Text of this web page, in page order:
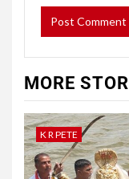
MORE
K R PETE